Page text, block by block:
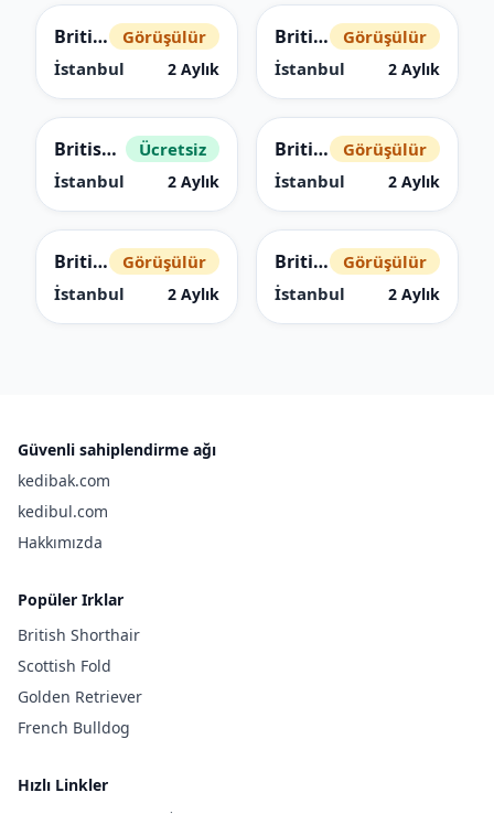
British Longhair
Görüşülür
İstanbul
2 Aylık
British Shorthair
Görüşülür
İstanbul
2 Aylık
British Shorthair
Ücretsiz
İstanbul
2 Aylık
British Shorthair
Görüşülür
İstanbul
2 Aylık
British Shorthair
Görüşülür
İstanbul
2 Aylık
British Shorthair
Görüşülür
İstanbul
2 Aylık
Güvenli sahiplendirme ağı
kedibak.com
kedibul.com
Hakkımızda
Popüler Irklar
British Shorthair
Scottish Fold
Golden Retriever
French Bulldog
Hızlı Linkler